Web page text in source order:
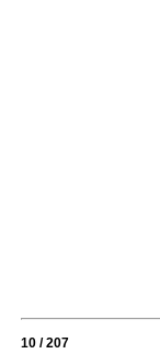
10 / 207